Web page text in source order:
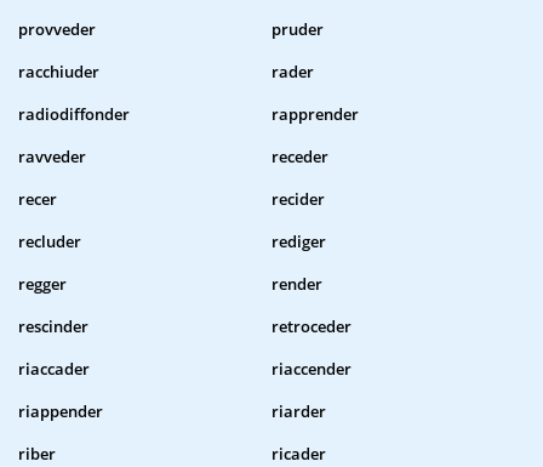
provveder
pruder
racchiuder
rader
radiodiffonder
rapprender
ravveder
receder
recer
recider
recluder
rediger
regger
render
rescinder
retroceder
riaccader
riaccender
riappender
riarder
riber
ricader